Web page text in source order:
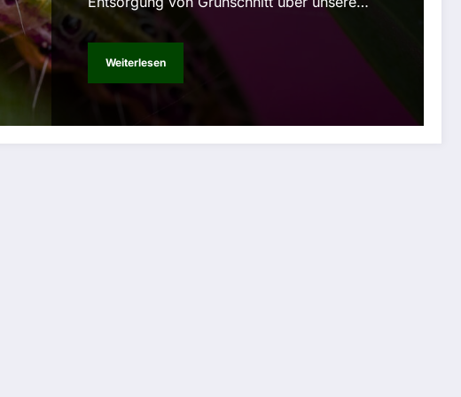
Weiterlesen